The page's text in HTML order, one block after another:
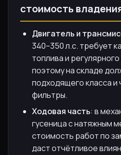
стоимость
Двигатель и
340–350 л.с. требует
топлива и
поэтому на складе
подходящего класса и
фильтры.
Ходовая часть: в
гусеница с натяжным
стоимость работ по
даст отчётливое